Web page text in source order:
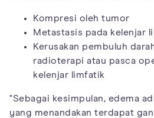
Kompresi oleh tumor
Metastasis pada kelenjar
Kerusakan pembuluh
radioterapi atau pasca
kelenjar limfatik
"Sebagai kesimpulan, edema
yang menandakan terdapat